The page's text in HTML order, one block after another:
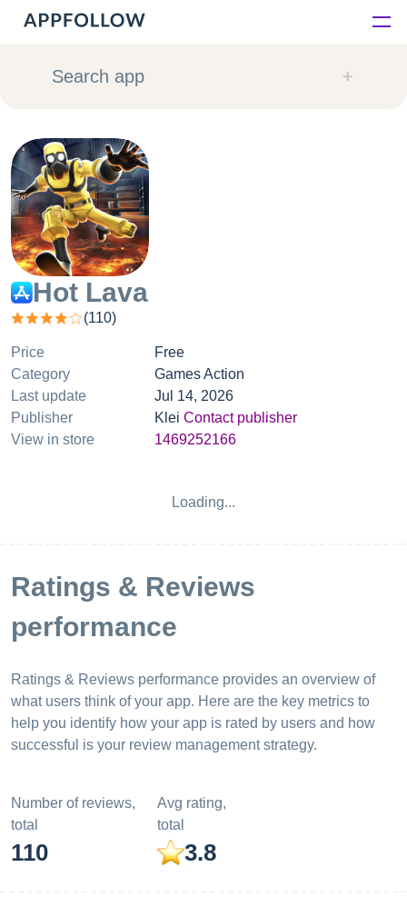
Platform
Consultancy
Customers
Resources
Pricing
Search app
Hot Lava
(110)
Price
Free
Category
Games Action
Last update
Jul 14, 2026
Publisher
Klei Contact publisher
View in store
1469252166
Loading...
Ratings & Reviews
performance
Ratings & Reviews performance provides an overview of
what users think of your app. Here are the key metrics to
help you identify how your app is rated by users and how
successful is your review management strategy.
Number of reviews,
total
110
Avg rating,
total
3.8